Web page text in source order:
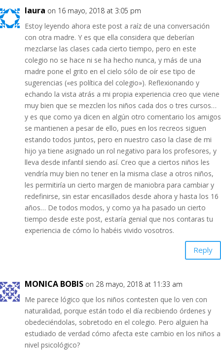
laura on 16 mayo, 2018 at 3:05 pm
Estoy leyendo ahora este post a raíz de una conversación
con otra madre. Y es que ella considera que deberían
mezclarse las clases cada cierto tiempo, pero en este
colegio no se hace ni se ha hecho nunca, y más de una
madre pone el grito en el cielo sólo de oír ese tipo de
sugerencias («es política del colegio»). Reflexionando y
echando la vista atrás a mi propia experiencia creo que viene
muy bien que se mezclen los niños cada dos o tres cursos…
y es que como ya dicen en algún otro comentario los amigos
se mantienen a pesar de ello, pues en los recreos siguen
estando todos juntos, pero en nuestro caso la clase de mi
hijo ya tiene asignado un rol negativo para los profesores, y
lleva desde infantil siendo así. Creo que a ciertos niños les
vendría muy bien no tener en la misma clase a otros niños,
les permitiría un cierto margen de maniobra para cambiar y
redefinirse, sin estar encasillados desde ahora y hasta los 16
años… De todos modos, y como ya ha pasado un cierto
tiempo desde este post, estaría genial que nos contaras tu
experiencia de cómo lo habéis vivido vosotros.
Reply
MONICA BOBIS on 28 mayo, 2018 at 11:33 am
Me parece lógico que los niños contesten que lo ven con
naturalidad, porque están todo el día recibiendo órdenes y
obedeciéndolas, sobretodo en el colegio. Pero alguien ha
estudiado de verdad cómo afecta este cambio en los niños a
nivel psicológico?